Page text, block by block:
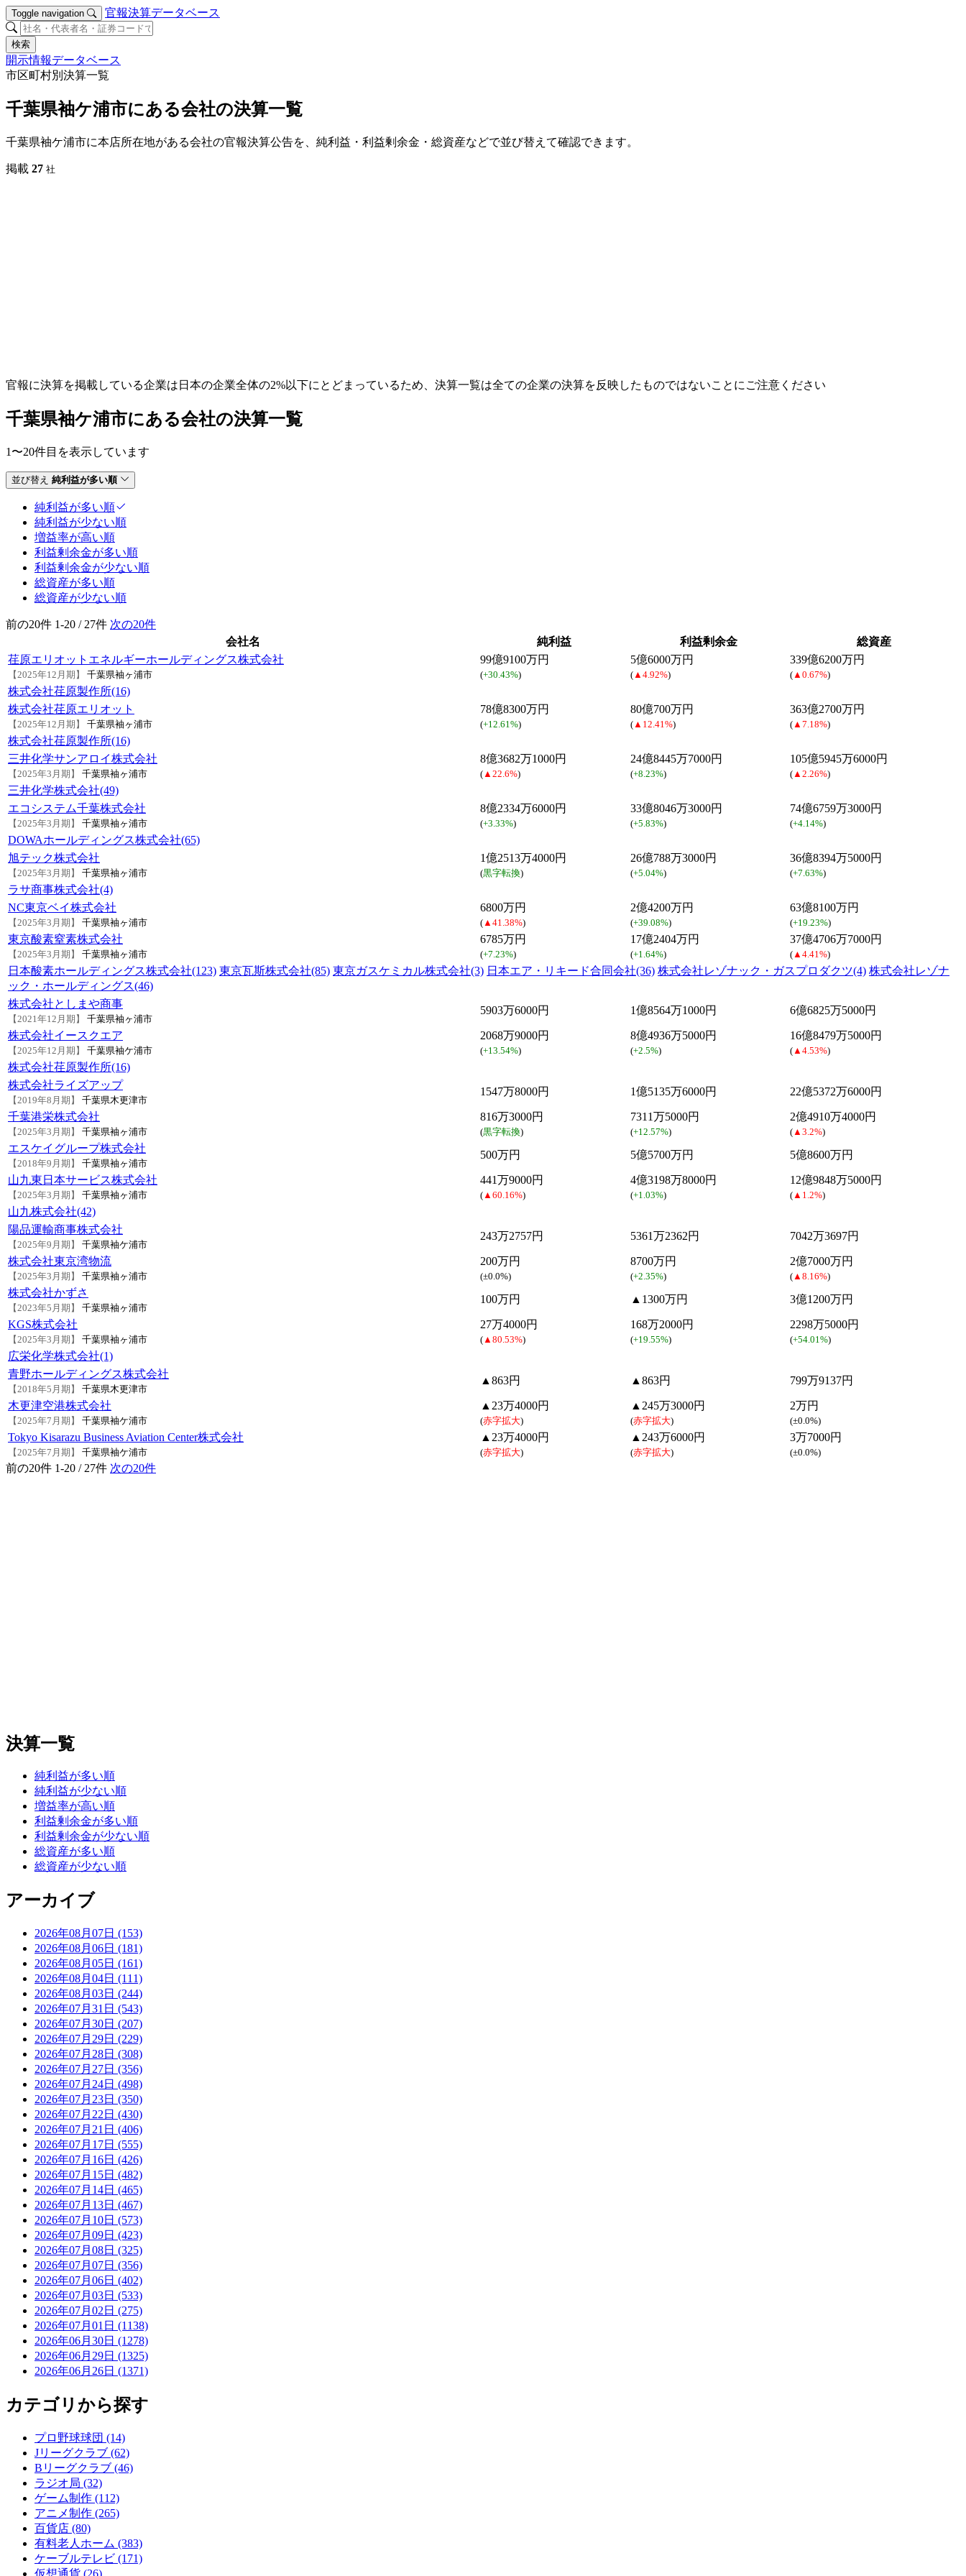
Toggle navigation 官報決算データベース
検索
開示情報データベース
市区町村別決算一覧
千葉県袖ケ浦市にある会社の決算一覧
千葉県袖ケ浦市に本店所在地がある会社の官報決算公告を、純利益・利益剰余金・総資産などで並び替えて確認できます。
掲載 27 社
官報に決算を掲載している企業は日本の企業全体の2%以下にとどまっているため、決算一覧は全ての企業の決算を反映したものではないことにご注意ください
千葉県袖ケ浦市にある会社の決算一覧
1〜20件目を表示しています
並び替え 純利益が多い順
純利益が多い順
純利益が少ない順
増益率が高い順
利益剰余金が多い順
利益剰余金が少ない順
総資産が多い順
総資産が少ない順
前の20件 1-20 / 27件 次の20件
会社名
純利益 利益剰余金
総資産
荏原エリオットエネルギーホールディングス株式会社
【2025年12月期】 千葉県袖ヶ浦市
99億9100万円
(+30.43%)
5億6000万円
( ▲4.92%)
339億6200万円
( ▲0.67%)
株式会社荏原製作所(16)
株式会社荏原エリオット
【2025年12月期】 千葉県袖ヶ浦市
78億8300万円
(+12.61%)
80億700万円
( ▲12.41%)
363億2700万円
( ▲7.18%)
株式会社荏原製作所(16)
三井化学サンアロイ株式会社
【2025年3月期】 千葉県袖ヶ浦市
8億3682万1000円
( ▲22.6%)
24億8445万7000円
(+8.23%)
105億5945万6000円
( ▲2.26%)
三井化学株式会社(49)
エコシステム千葉株式会社
【2025年3月期】 千葉県袖ヶ浦市
8億2334万6000円
(+3.33%)
33億8046万3000円
(+5.83%)
74億6759万3000円
(+4.14%)
DOWAホールディングス株式会社(65)
旭テック株式会社
【2025年3月期】 千葉県袖ヶ浦市
1億2513万4000円
(黒字転換)
26億788万3000円
(+5.04%)
36億8394万5000円
(+7.63%)
ラサ商事株式会社(4)
NC東京ベイ株式会社
【2025年3月期】 千葉県袖ヶ浦市
6800万円
( ▲41.38%)
2億4200万円
(+39.08%)
63億8100万円
(+19.23%)
東京酸素窒素株式会社
【2025年3月期】 千葉県袖ヶ浦市
6785万円
(+7.23%)
17億2404万円
(+1.64%)
37億4706万7000円
( ▲4.41%)
日本酸素ホールディングス株式会社(123) 東京瓦斯株式会社(85) 東京ガスケミカル株式会社(3) 日本エア・リキード合同会社(36) 株式会社レゾナック・ガスプロダクツ(4) 株式会社レゾナ
ック・ホールディングス(46)
株式会社としまや商事
【2021年12月期】 千葉県袖ヶ浦市
5903万6000円 1億8564万1000円 6億6825万5000円
株式会社イースクエア
【2025年12月期】 千葉県袖ケ浦市
2068万9000円
(+13.54%)
8億4936万5000円
(+2.5%)
16億8479万5000円
( ▲4.53%)
株式会社荏原製作所(16)
株式会社ライズアップ
【2019年8月期】 千葉県木更津市
1547万8000円 1億5135万6000円 22億5372万6000円
千葉港栄株式会社
【2025年3月期】 千葉県袖ヶ浦市
816万3000円
(黒字転換)
7311万5000円
(+12.57%)
2億4910万4000円
( ▲3.2%)
エスケイグループ株式会社
【2018年9月期】 千葉県袖ヶ浦市
500万円 5億5700万円 5億8600万円
山九東日本サービス株式会社
【2025年3月期】 千葉県袖ヶ浦市
441万9000円
( ▲60.16%)
4億3198万8000円
(+1.03%)
12億9848万5000円
( ▲1.2%)
山九株式会社(42)
陽品運輸商事株式会社
【2025年9月期】 千葉県袖ケ浦市
243万2757円 5361万2362円 7042万3697円
株式会社東京湾物流
【2025年3月期】 千葉県袖ヶ浦市
200万円
(±0.0%)
8700万円
(+2.35%)
2億7000万円
( ▲8.16%)
株式会社かずさ
【2023年5月期】 千葉県袖ヶ浦市
100万円 ▲1300万円 3億1200万円
KGS株式会社
【2025年3月期】 千葉県袖ヶ浦市
27万4000円
( ▲80.53%)
168万2000円
(+19.55%)
2298万5000円
(+54.01%)
広栄化学株式会社(1)
青野ホールディングス株式会社
【2018年5月期】 千葉県木更津市
▲863円 ▲863円 799万9137円
木更津空港株式会社
【2025年7月期】 千葉県袖ケ浦市
▲23万4000円
(赤字拡大)
▲245万3000円
(赤字拡大)
2万円
(±0.0%)
Tokyo Kisarazu Business Aviation Center株式会社
【2025年7月期】 千葉県袖ケ浦市
▲23万4000円
(赤字拡大)
▲243万6000円
(赤字拡大)
3万7000円
(±0.0%)
前の20件 1-20 / 27件 次の20件
決算一覧
純利益が多い順
純利益が少ない順
増益率が高い順
利益剰余金が多い順
利益剰余金が少ない順
総資産が多い順
総資産が少ない順
アーカイブ
2026年08月07日 (153)
2026年08月06日 (181)
2026年08月05日 (161)
2026年08月04日 (111)
2026年08月03日 (244)
2026年07月31日 (543)
2026年07月30日 (207)
2026年07月29日 (229)
2026年07月28日 (308)
2026年07月27日 (356)
2026年07月24日 (498)
2026年07月23日 (350)
2026年07月22日 (430)
2026年07月21日 (406)
2026年07月17日 (555)
2026年07月16日 (426)
2026年07月15日 (482)
2026年07月14日 (465)
2026年07月13日 (467)
2026年07月10日 (573)
2026年07月09日 (423)
2026年07月08日 (325)
2026年07月07日 (356)
2026年07月06日 (402)
2026年07月03日 (533)
2026年07月02日 (275)
2026年07月01日 (1138)
2026年06月30日 (1278)
2026年06月29日 (1325)
2026年06月26日 (1371)
カテゴリから探す
プロ野球球団 (14)
Jリーグクラブ (62)
Bリーグクラブ (46)
ラジオ局 (32)
ゲーム制作 (112)
アニメ制作 (265)
百貨店 (80)
有料老人ホーム (383)
ケーブルテレビ (171)
仮想通貨 (26)